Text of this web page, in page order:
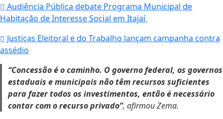
Audiência Pública debate Programa Municipal de
Habitação de Interesse Social em Itajaí
Justiças Eleitoral e do Trabalho lançam campanha contra
assédio
“Concessão é o caminho. O governo federal, os governos
estaduais e municipais não têm recursos suficientes
para fazer todos os investimentos, então é necessário
contar com o recurso privado”, afirmou Zema.